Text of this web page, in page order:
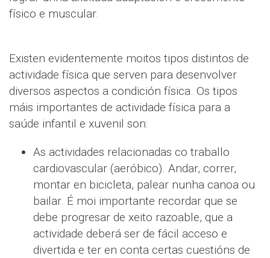
físico e muscular.
Existen evidentemente moitos tipos distintos de
actividade física que serven para desenvolver
diversos aspectos a condición física. Os tipos
máis importantes de actividade física para a
saúde infantil e xuvenil son:
As actividades relacionadas co traballo
cardiovascular (aeróbico). Andar, correr,
montar en bicicleta, palear nunha canoa ou
bailar. É moi importante recordar que se
debe progresar de xeito razoable, que a
actividade deberá ser de fácil acceso e
divertida e ter en conta certas cuestións de